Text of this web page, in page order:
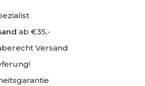
ab €35,-
Versand